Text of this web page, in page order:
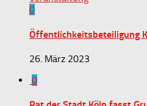
0
Öffentlichkeitsbeteiligung
26. März 2023
0